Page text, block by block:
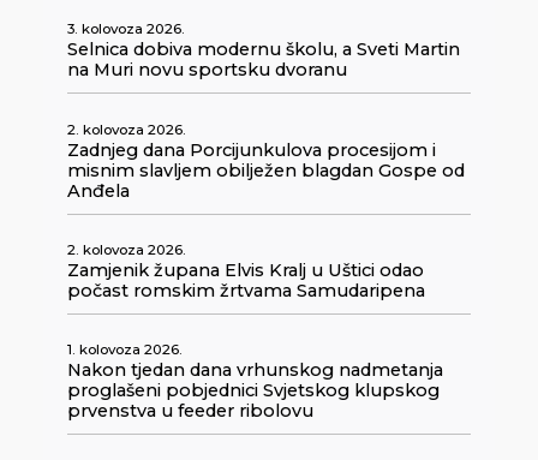
3. kolovoza 2026.
Selnica dobiva modernu školu, a Sveti Martin
na Muri novu sportsku dvoranu
2. kolovoza 2026.
Zadnjeg dana Porcijunkulova procesijom i
misnim slavljem obilježen blagdan Gospe od
Anđela
2. kolovoza 2026.
Zamjenik župana Elvis Kralj u Uštici odao
počast romskim žrtvama Samudaripena
1. kolovoza 2026.
Nakon tjedan dana vrhunskog nadmetanja
proglašeni pobjednici Svjetskog klupskog
prvenstva u feeder ribolovu